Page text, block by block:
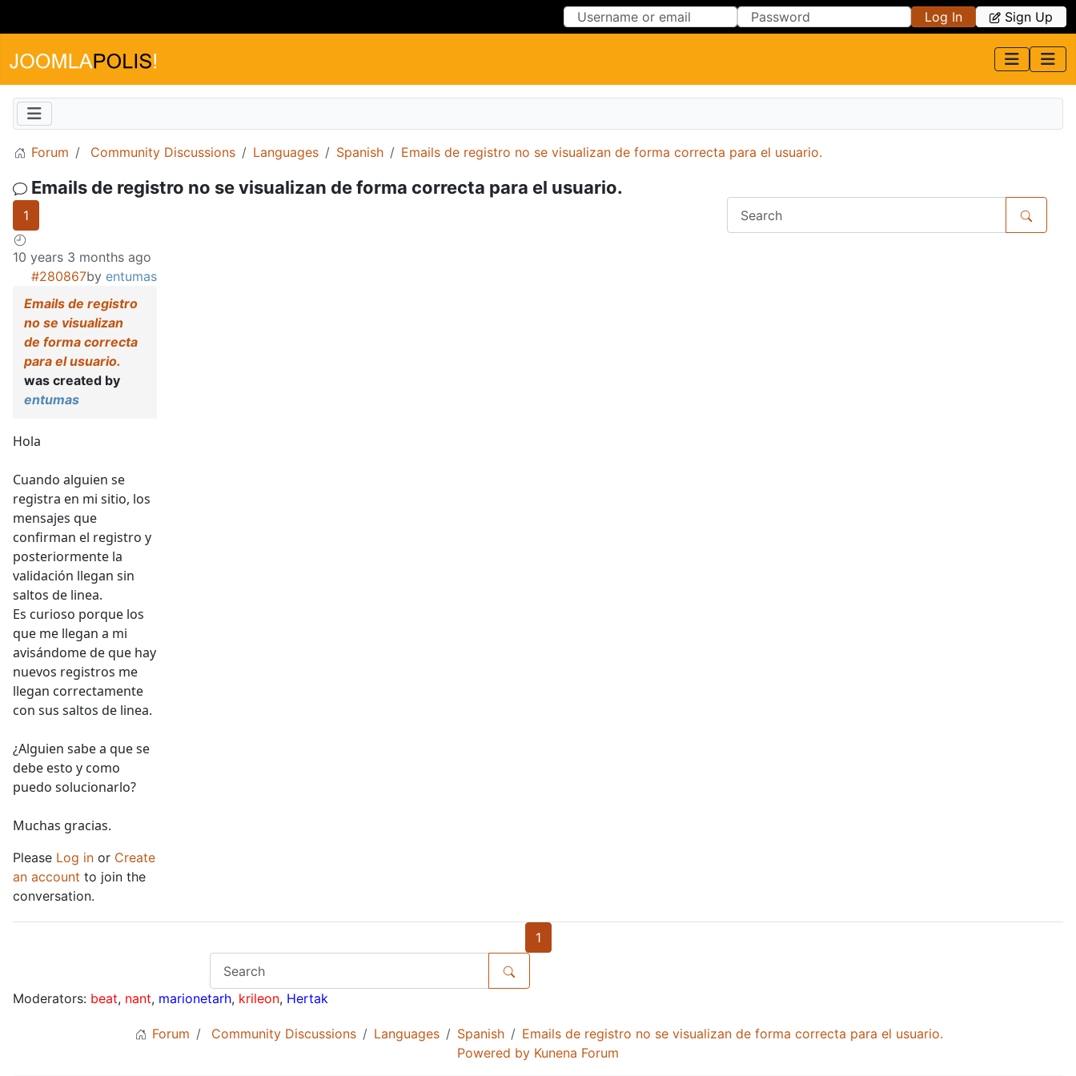
Log In Sign Up
Forum Community Discussions Languages Spanish Emails de registro no se visualizan de forma correcta para el usuario.
Emails de registro no se visualizan de forma correcta para el usuario.
1
10 years 3 months ago
#280867by entumas
Emails de registro
no se visualizan
de forma correcta
para el usuario.
was created by
entumas
Hola
Cuando alguien se
registra en mi sitio, los
mensajes que
confirman el registro y
posteriormente la
validación llegan sin
saltos de linea.
Es curioso porque los
que me llegan a mi
avisándome de que hay
nuevos registros me
llegan correctamente
con sus saltos de linea.
¿Alguien sabe a que se
debe esto y como
puedo solucionarlo?
Muchas gracias.
Please Log in or Create
an account to join the
conversation.
1
Moderators: beat, nant, marionetarh, krileon, Hertak
Forum Community Discussions Languages Spanish
Emails de registro no se visualizan de forma correcta para el usuario.
Powered by Kunena Forum